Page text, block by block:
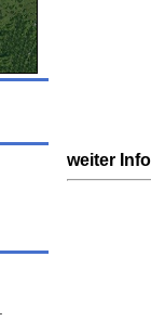
weiter